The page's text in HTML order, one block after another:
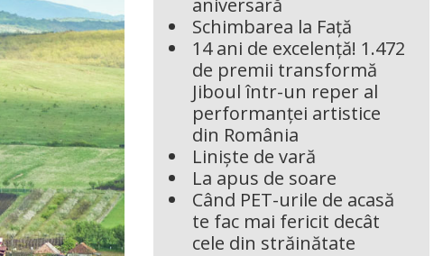
aniversară
Schimbarea la Față
14 ani de excelență! 1.472
de premii transformă
Jiboul într-un reper al
performanței artistice
din România
Liniște de vară
La apus de soare
Când PET-urile de acasă
te fac mai fericit decât
cele din străinătate